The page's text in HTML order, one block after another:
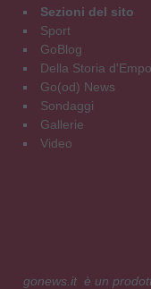
Sezioni del sito
Sport
GoBlog
Della Storia
Go(od) News
Sondaggi
Gallerie
Video
gonews.it è un